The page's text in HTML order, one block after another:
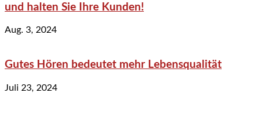
und halten Sie Ihre Kunden!
Aug. 3, 2024
Gutes Hören bedeutet mehr Lebensqualität
Juli 23, 2024